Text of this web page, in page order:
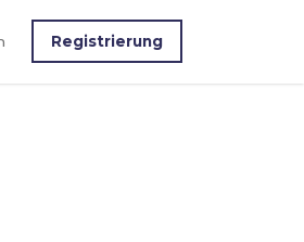
Registrierung